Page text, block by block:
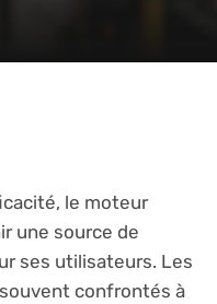
le moteur
une source de
ses utilisateurs. Les
confrontés à